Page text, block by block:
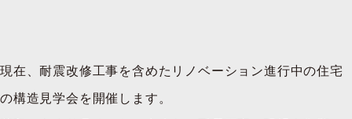
現在、耐震改修工事を含めたリノベーション進行中の住宅
の構造見学会を開催します。